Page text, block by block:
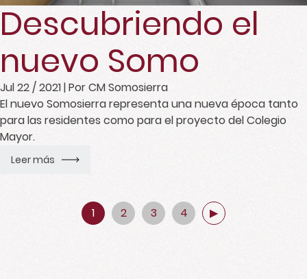
Descubriendo el
nuevo Somo
Jul 22 / 2021| Por CM Somosierra
El nuevo Somosierra representa una nueva época tanto
para las residentes como para el proyecto del Colegio
Mayor.
Leer más
1 2 3 4 ▶